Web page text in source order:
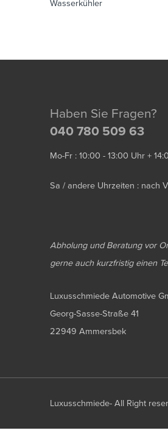
Wasserkühler
Haben Sie Fragen?
040 780 509 63
Mo-Fr : 10:00 - 13:00 Uhr +
Sa / andere Uhrzeiten : nach
Abholung und Beratung vor
gerne auch kurzfristig einen
Luxusschmiede Automotive
Georg-Sasse-Straße 41
22949 Ammersbek
Luxusschmiede- All Right